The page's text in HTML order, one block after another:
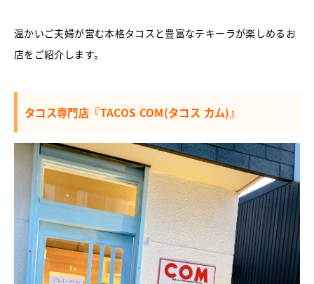
温かいご夫婦が営む本格タコスと豊富なテキーラが楽しめるお
店をご紹介します。
タコス専門店『TACOS COM(タコス カム)』